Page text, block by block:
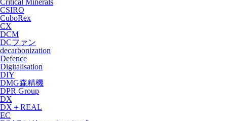
Critical Minerals
CSIRO
CuboRex
CX
DCM
DCファン
decarbonization
Defence
Digitalisation
DIY
DMG森精機
DPR Group
DX
DX＋REAL
EC